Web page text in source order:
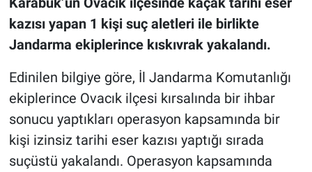
kazısı yapan 1 kişi suç aletleri ile birlikte
Jandarma ekiplerince kıskıvrak yakalandı.
Edinilen bilgiye göre, İl Jandarma Komutanlığı
ekiplerince Ovacık ilçesi kırsalında bir ihbar
sonucu yaptıkları operasyon kapsamında bir
kişi izinsiz tarihi eser kazısı yaptığı sırada
suçüstü yakalandı. Operasyon kapsamında